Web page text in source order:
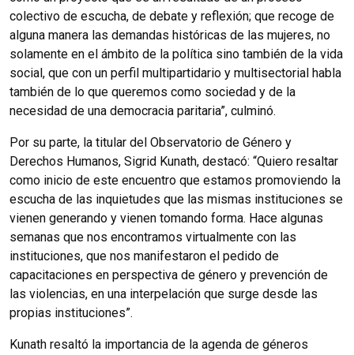
colectivo de escucha, de debate y reflexión; que recoge de
alguna manera las demandas históricas de las mujeres, no
solamente en el ámbito de la política sino también de la vida
social, que con un perfil multipartidario y multisectorial habla
también de lo que queremos como sociedad y de la
necesidad de una democracia paritaria”, culminó.
Por su parte, la titular del Observatorio de Género y
Derechos Humanos, Sigrid Kunath, destacó: “Quiero resaltar
como inicio de este encuentro que estamos promoviendo la
escucha de las inquietudes que las mismas instituciones se
vienen generando y vienen tomando forma. Hace algunas
semanas que nos encontramos virtualmente con las
instituciones, que nos manifestaron el pedido de
capacitaciones en perspectiva de género y prevención de
las violencias, en una interpelación que surge desde las
propias instituciones”.
Kunath resaltó la importancia de la agenda de géneros